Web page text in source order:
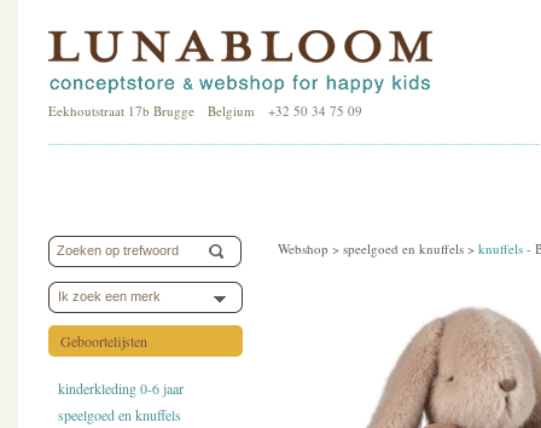
Eekhoutstraat 17b Brugge Belgium +32 50 34 75 09
Ik zoek een merk
Geboortelijsten
kinderkleding 0-6 jaar
speelgoed en knuffels
Webshop > speelgoed en knuffels > knuffels -